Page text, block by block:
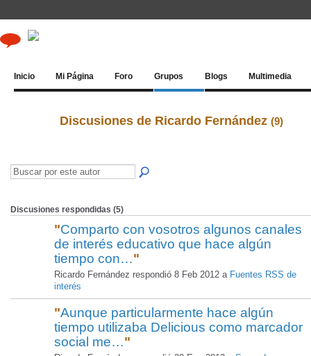
Inicio Mi Página Foro Grupos Blogs Multimedia
Discusiones de Ricardo Fernández (9)
Discusiones respondidas (5)
"Comparto con vosotros algunos canales
de interés educativo que hace algún
tiempo con…"
Ricardo Fernández respondió 8 Feb 2012 a Fuentes RSS de
interés
"Aunque particularmente hace algún
tiempo utilizaba Delicious como marcador
social me…"